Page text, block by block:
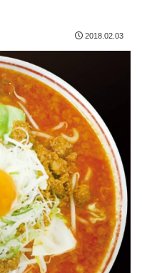
2018.02.03